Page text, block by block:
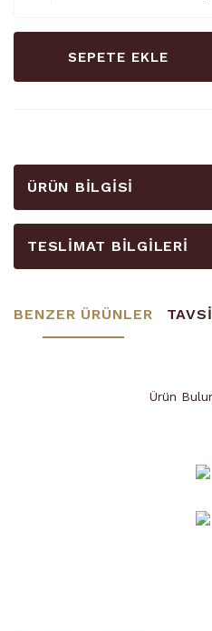
SEPETE EKLE
ÜRÜN BILGISI
TESLIMAT BILGILERI
BENZER ÜRÜNLER
Ürün
Ürün